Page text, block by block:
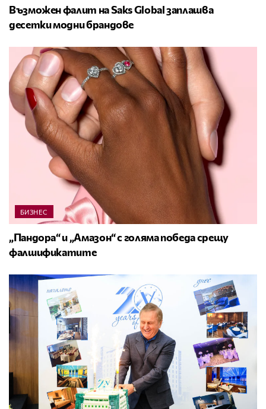
Възможен фалит на Saks Global заплашва
десетки модни брандове
БИЗНЕС
„Пандора“ и „Амазон“ с голяма победа срещу
фалшификатите